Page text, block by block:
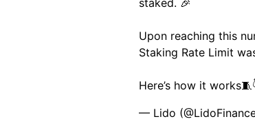
staked. 🎉
Upon reaching this
Staking Rate Limit
Here’s how it
— Lido